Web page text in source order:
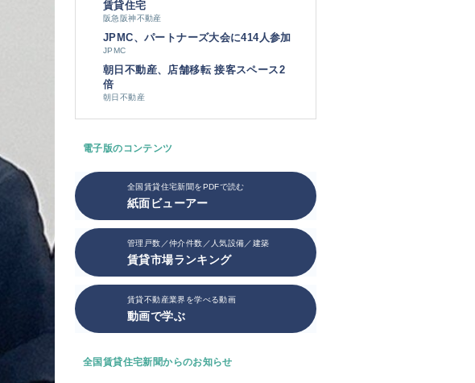
賃貸住宅
阪急阪神不動産
JPMC、パートナーズ大会に414人参加
JPMC
朝日不動産、店舗移転 接客スペース2
倍
朝日不動産
電子版のコンテンツ
全国賃貸住宅新聞をPDFで読む
紙面ビューアー
管理戸数／仲介件数／人気設備／建築
賃貸市場ランキング
賃貸不動産業界を学べる動画
動画で学ぶ
全国賃貸住宅新聞からのお知らせ